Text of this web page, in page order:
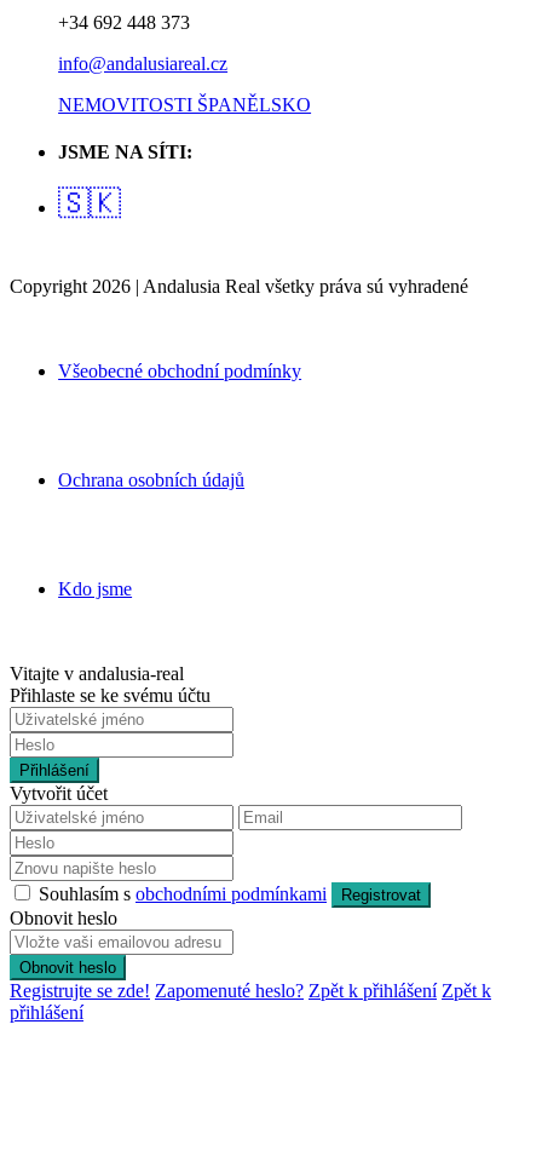
+34 692 448 373
info@andalusiareal.cz
NEMOVITOSTI ŠPANĚLSKO
JSME NA SÍTI:
🇸🇰
Copyright 2026 | Andalusia Real všetky práva sú vyhradené
Všeobecné obchodní podmínky
Ochrana osobních údajů
Kdo jsme
Vitajte v andalusia-real
Přihlaste se ke svému účtu
Přihlášení
Vytvořit účet
Souhlasím s obchodními podmínkami Registrovat
Obnovit heslo
Obnovit heslo
Registrujte se zde! Zapomenuté heslo? Zpět k přihlášení Zpět k
přihlášení